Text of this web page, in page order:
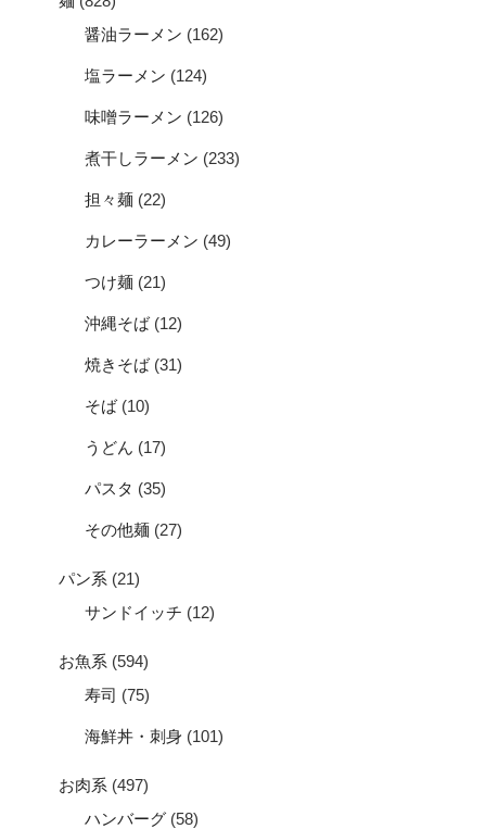
醤油ラーメン (162)
塩ラーメン (124)
味噌ラーメン (126)
煮干しラーメン (233)
担々麺 (22)
カレーラーメン (49)
つけ麺 (21)
沖縄そば(12)
焼きそば(31)
そば(10)
うどん (17)
パスタ (35)
その他麺 (27)
パン系 (21)
サンドイッチ (12)
お魚系 (594)
寿司 (75)
海鮮丼・刺身 (101)
お肉系 (497)
ハンバーグ (58)